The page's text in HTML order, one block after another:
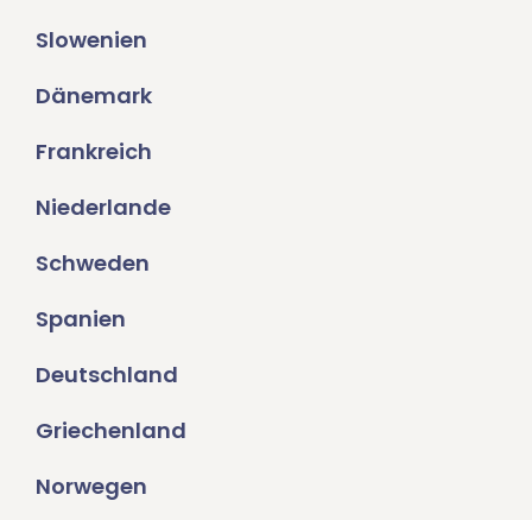
Slowenien
Dänemark
Frankreich
Niederlande
Schweden
Spanien
Deutschland
Griechenland
Norwegen